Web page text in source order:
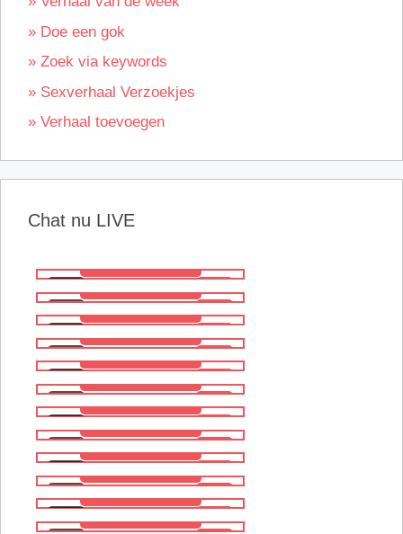
» Doe een gok
» Zoek via keywords
» Sexverhaal Verzoekjes
» Verhaal toevoegen
Chat nu LIVE